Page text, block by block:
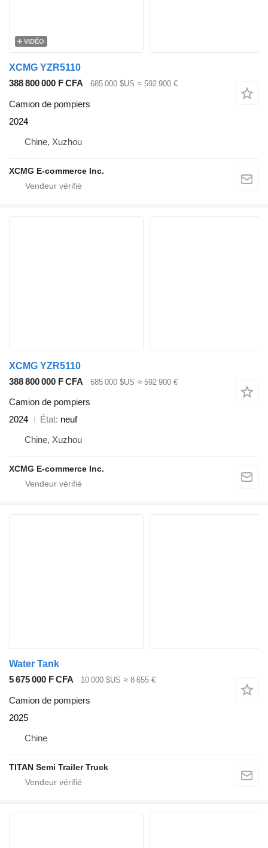
VIDÉO
XCMG YZR5110
388 800 000 F CFA
685 000 $US ≈ 592 900 €
Camion de pompiers
2024
Chine, Xuzhou
XCMG E-commerce Inc.
XCMG YZR5110
388 800 000 F CFA
685 000 $US ≈ 592 900 €
Camion de pompiers
2024
État neuf
Chine, Xuzhou
XCMG E-commerce Inc.
Water Tank
5 675 000 F CFA
10 000 $US ≈ 8 655 €
Camion de pompiers
2025
Chine
TITAN Semi Trailer Truck